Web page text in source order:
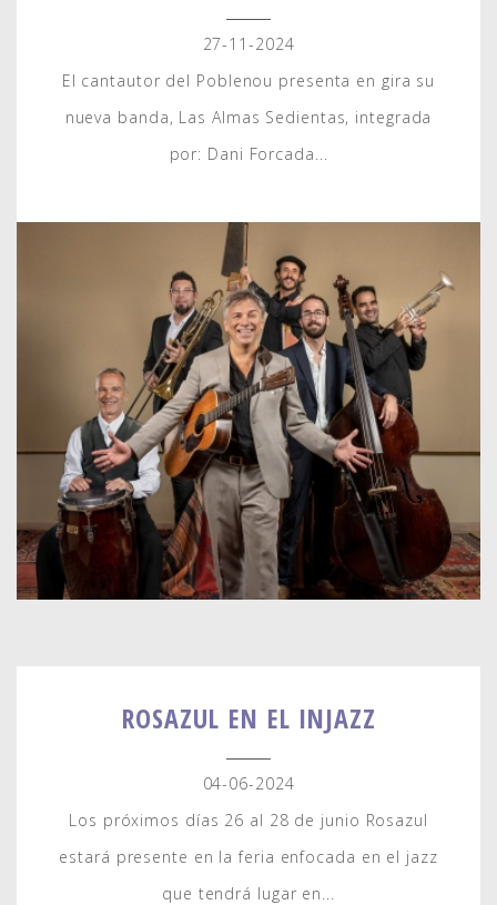
27-11-2024
El cantautor del Poblenou presenta en gira su
nueva banda, Las Almas Sedientas, integrada
por: Dani Forcada...
ROSAZUL EN EL INJAZZ
04-06-2024
Los próximos días 26 al 28 de junio Rosazul
estará presente en la feria enfocada en el jazz
que tendrá lugar en...